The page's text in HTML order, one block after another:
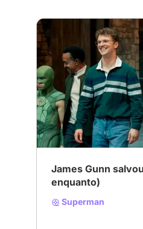
James Gunn
enquanto)
Superman